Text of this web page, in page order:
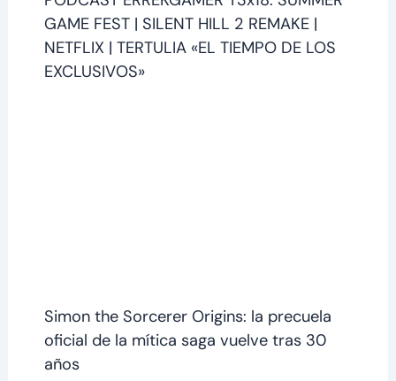
GAME FEST | SILENT HILL 2 REMAKE |
NETFLIX | TERTULIA «EL TIEMPO DE LOS
EXCLUSIVOS»
Simon the Sorcerer Origins: la precuela
oficial de la mítica saga vuelve tras 30
años